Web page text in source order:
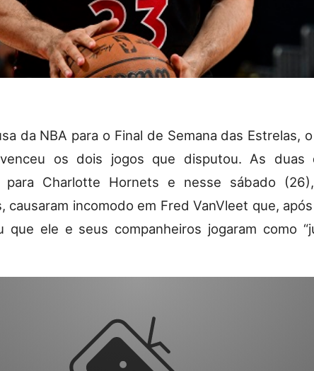
da NBA para o Final de Semana das Estrelas,
os dois jogos que disputou. As duas
para Charlotte Hornets e nesse sábado
causaram incomodo em Fred VanVleet que,
que ele e seus companheiros jogaram como